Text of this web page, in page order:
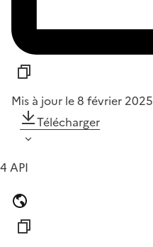
Mis à jour le 8 février 2025
Télécharger
4 API